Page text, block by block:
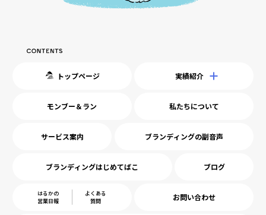
トップページ 実績紹介
モンブー＆ラン 私たちについて
サービス案内 ブランディングの副音声
ブランディングはじめてばこ ブログ
はるかの
営業日報
よくある
質問
お問い合わせ